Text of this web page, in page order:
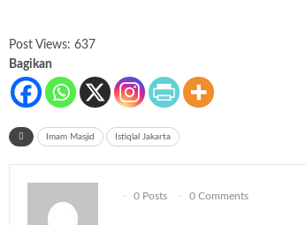
Post Views: 637
Bagikan
Imam Masjid Istiqlal Jakarta
0 Posts 0 Comments